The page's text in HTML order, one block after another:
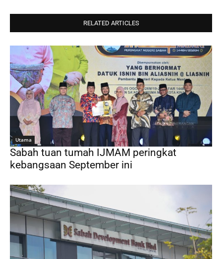
RELATED ARTICLES
Utama
Sabah tuan tumah IJMAM peringkat
kebangsaan September ini